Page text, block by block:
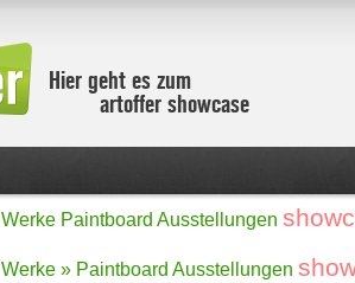
Hier geht es zum
artoffer showcase
Werke Paintboard Ausstellungen
Werke » Paintboard Ausstellungen